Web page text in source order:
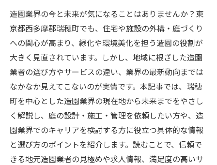
造園業界の今と未来が気になることはありませんか？東
京都西多摩郡瑞穂町でも、住宅や施設の外構・庭づくり
への関心が高まり、緑化や環境美化を担う造園の役割が
大きく見直されています。しかし、地域に根ざした造園
業者の選び方やサービスの違い、業界の最新動向までは
なかなか見えてこないのが実情です。本記事では、瑞穂
町を中心とした造園業界の現在地から未来までをやさし
く解説し、庭の設計・施工・管理を依頼したい方や、造
園業界でのキャリアを検討する方に役立つ具体的な情報
と選び方のポイントを紹介します。読むことで、信頼で
きる地元造園業者の見極めや求人情報、満足度の高いサ